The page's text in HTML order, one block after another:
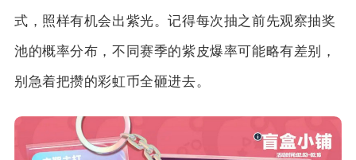
式，照样有机会出紫光。记得每次抽之前先观察抽奖
池的概率分布，不同赛季的紫皮爆率可能略有差别，
别急着把攒的彩虹币全砸进去。